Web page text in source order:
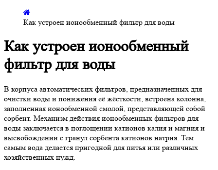
Как устроен ионообменный фильтр для воды
Как устроен ионообменный
фильтр для воды
В корпуса автоматических фильтров, предназначенных для
очистки воды и понижения её жёсткости, встроена колонна,
заполненная ионообменной смолой, представляющей собой
сорбент. Механизм действия ионообменных фильтров для
воды заключается в поглощении катионов калия и магния и
высвобождении с гранул сорбента катионов натрия. Тем
самым вода делается пригодной для питья или различных
хозяйственных нужд.